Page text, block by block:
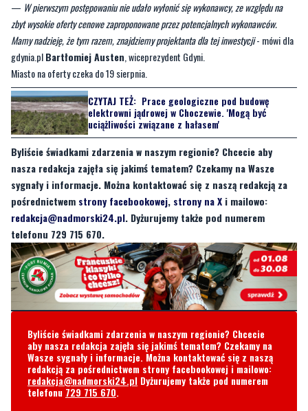
gdynia.plBartłomiej Austen, wiceprezydent Gdyni.
Miasto na oferty czeka do 19 sierpnia.
CZYTAJ TEŻ:
Prace geologiczne pod budowę
elektrowni jądrowej w Choczewie. 'Mogą być
uciążliwości związane z hałasem'
Byliście świadkami zdarzenia w naszym regionie? Chcecie aby
nasza redakcja zajęła się jakimś tematem? Czekamy na Wasze
sygnały i informacje. Można kontaktować się z naszą redakcją za
pośrednictwemstrony facebookowej,strony na X i mailowo:
redakcja@nadmorski24.pl. Dyżurujemy także pod numerem
telefonu 729 715 670.
Byliście świadkami zdarzenia w naszym regionie? Chcecie
aby nasza redakcja zajęła się jakimś tematem? Czekamy na
Wasze sygnały i informacje. Można kontaktować się z naszą
redakcja@nadmorski24.plDyżurujemy także pod numerem
telefonu729 715 670.
Komentarze